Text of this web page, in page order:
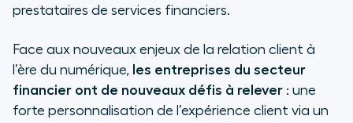
prestataires de services financiers.
Face aux nouveaux enjeux de la relation client à
l’ère du numérique, les entreprises du secteur
financier ont de nouveaux défis à relever : une
forte personnalisation de l’expérience client via un